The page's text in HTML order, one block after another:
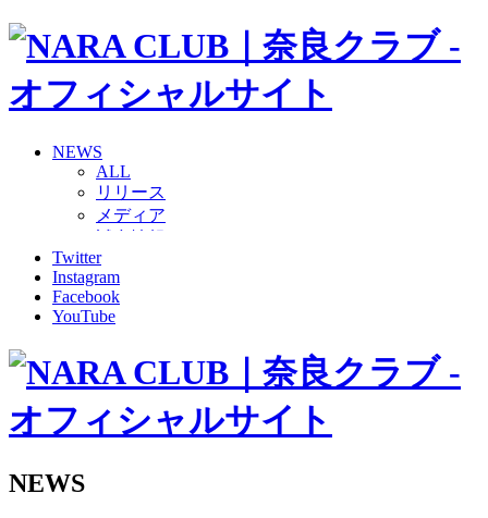
NEWS
ALL
リリース
メディア
グッズ
ファンコミュニティ
普及・育成
ホームタウン
その他
2026/27トップチーム
2026/27トップチームスタッフ
Twitter
Instagram
Facebook
YouTube
NEWS